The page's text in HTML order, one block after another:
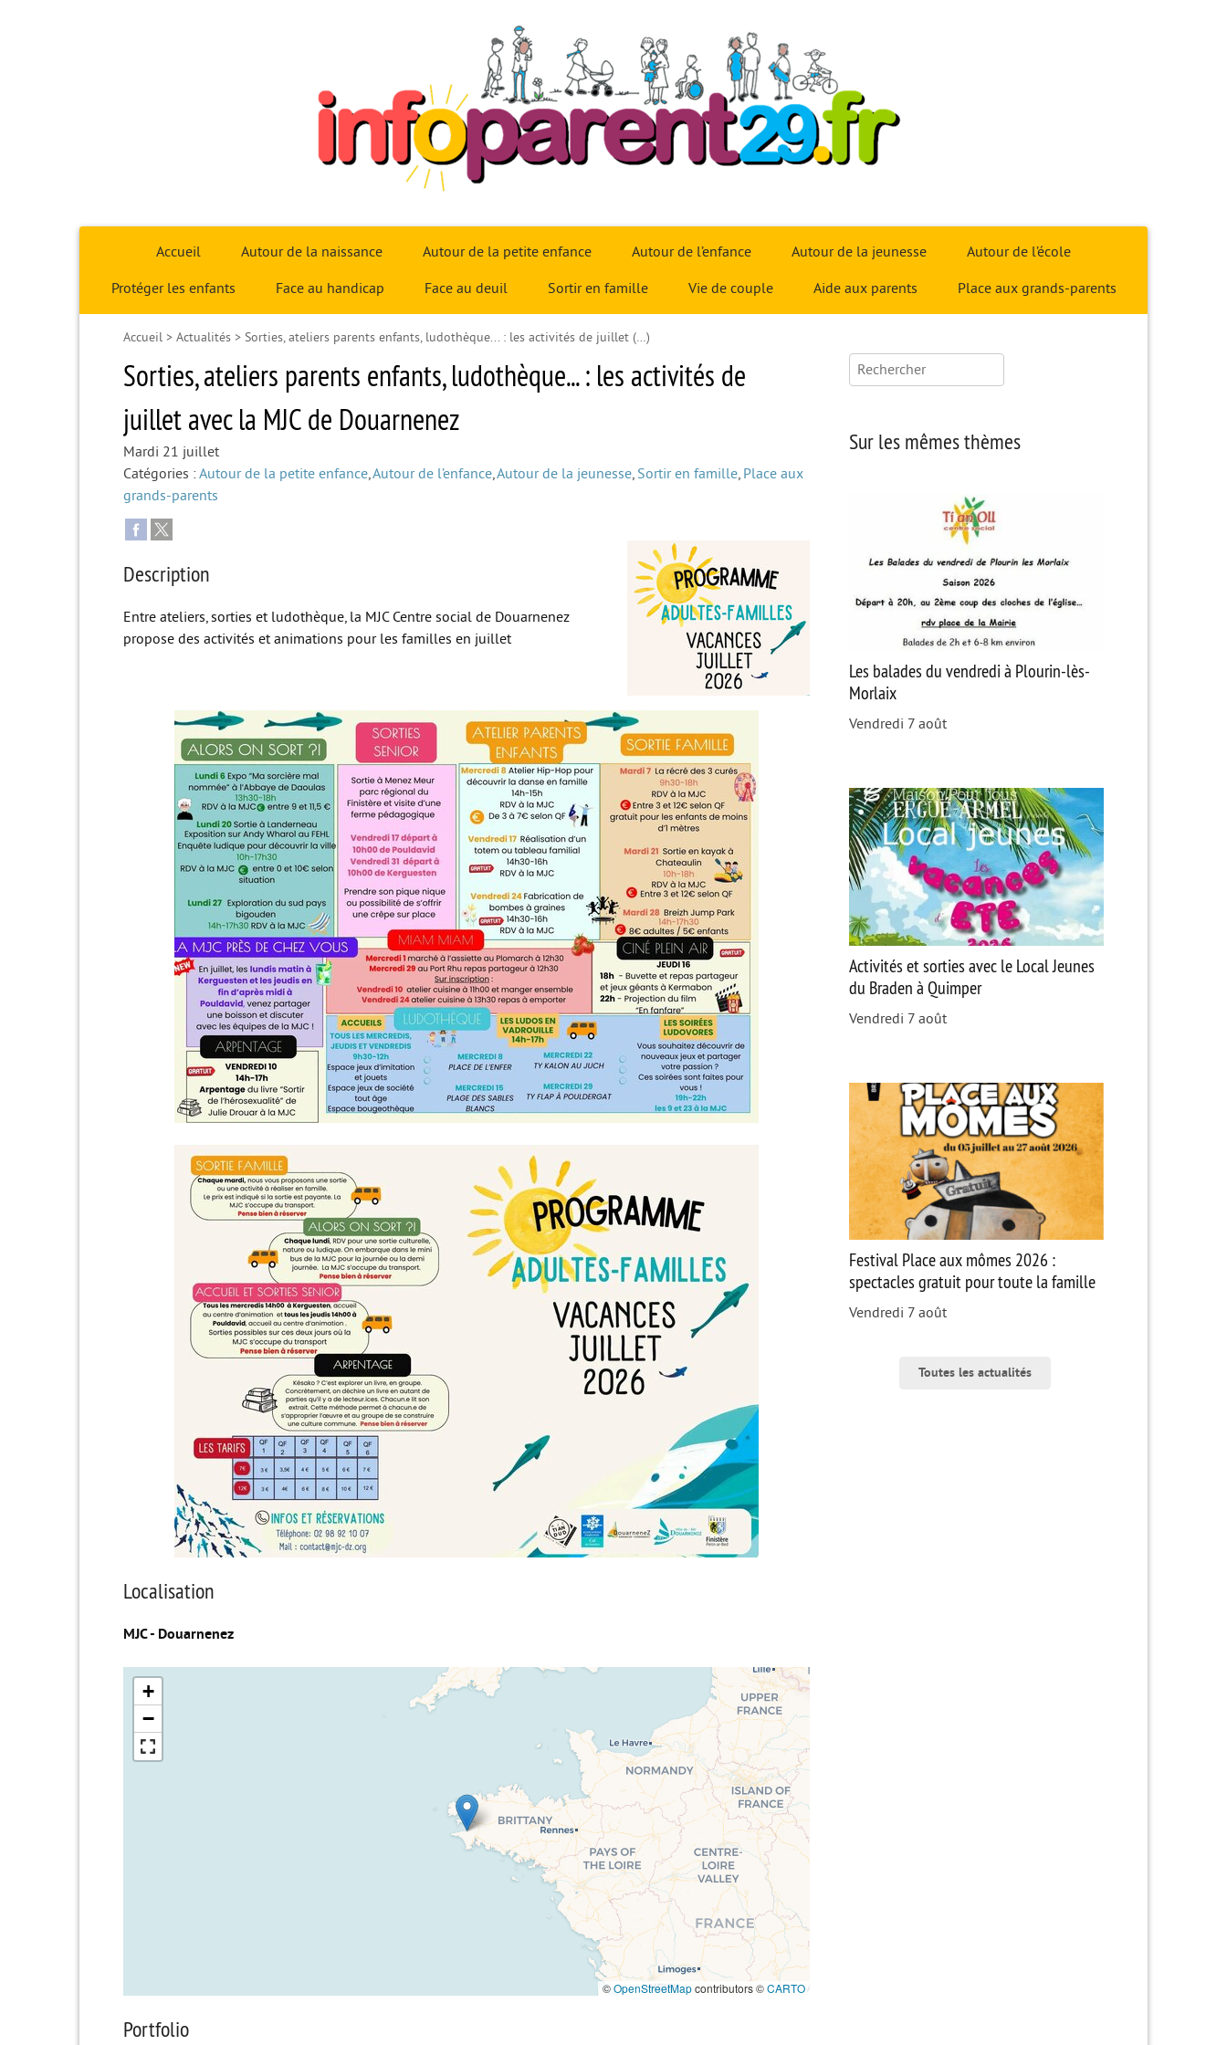
Infoparent29
Accueil Autour de la naissance Autour de la petite enfance Autour de l’enfance Autour de la jeunesse Autour de l’école
Protéger les enfants Face au handicap Face au deuil Sortir en famille Vie de couple Aide aux parents Place aux grands-parents
Accueil > Actualités > Sorties, ateliers parents enfants, ludothèque... : les activités de juillet (…)
Sorties, ateliers parents enfants, ludothèque... : les activités de
juillet avec la MJC de Douarnenez
Mardi 21 juillet
Catégories :Autour de la petite enfance,Autour de l’enfance,Autour de la jeunesse, Sortir en famille, Place aux
grands-parents
Description
Entre ateliers, sorties et ludothèque, la MJC Centre social de Douarnenez
propose des activités et animations pour les familles en juillet
Localisation
MJC - Douarnenez
+
−
©OpenStreetMapcontributors ©CARTO
Portfolio
Rechercher :
Sur les mêmes thèmes
Les balades du vendredi à Plourin-lès-
Morlaix
Vendredi 7 août
Activités et sorties avec le Local Jeunes
du Braden à Quimper
Vendredi 7 août
Festival Place aux mômes 2026 :
spectacles gratuit pour toute la famille
Vendredi 7 août
Toutes les actualités